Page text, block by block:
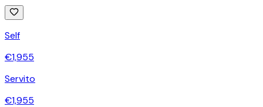
Self
€1,955
Servito
€1,955